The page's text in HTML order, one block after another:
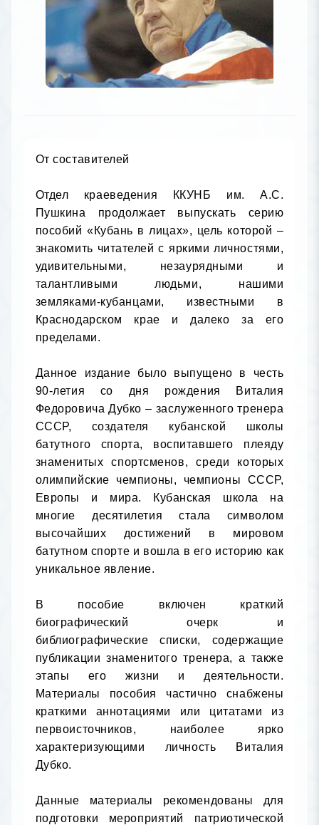
От составителей
Отдел краеведения ККУНБ им. А.С.
Пушкина продолжает выпускать серию
пособий «Кубань в лицах», цель которой –
знакомить читателей с яркими личностями,
удивительными, незаурядными и
талантливыми людьми, нашими
земляками-кубанцами, известными в
Краснодарском крае и далеко за его
пределами.
Данное издание было выпущено в честь
90-летия со дня рождения Виталия
Федоровича Дубко – заслуженного тренера
СССР, создателя кубанской школы
батутного спорта, воспитавшего плеяду
знаменитых спортсменов, среди которых
олимпийские чемпионы, чемпионы СССР,
Европы и мира. Кубанская школа на
многие десятилетия стала символом
высочайших достижений в мировом
батутном спорте и вошла в его историю как
уникальное явление.
В пособие включен краткий
биографический очерк и
библиографические списки, содержащие
публикации знаменитого тренера, а также
этапы его жизни и деятельности.
Материалы пособия частично снабжены
краткими аннотациями или цитатами из
первоисточников, наиболее ярко
характеризующими личность Виталия
Дубко.
Данные материалы рекомендованы для
подготовки мероприятий патриотической